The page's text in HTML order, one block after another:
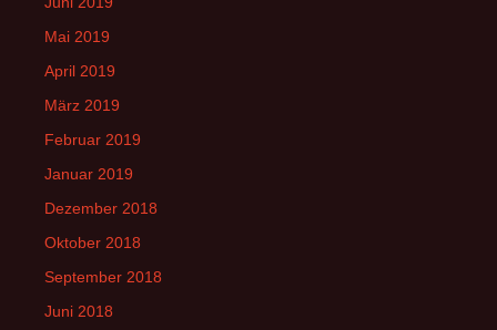
Mai 2019
April 2019
März 2019
Februar 2019
Januar 2019
Dezember 2018
Oktober 2018
September 2018
Juni 2018